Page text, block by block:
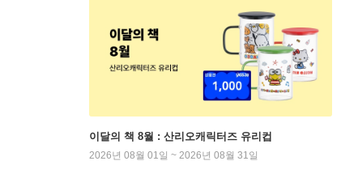
이달의 책 8월 : 산리오캐릭터즈 유리컵
2026년 08월 01일 ~ 2026년 08월 31일